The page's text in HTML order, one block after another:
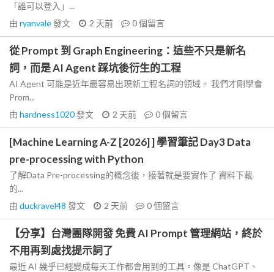
「誰可以登入」...
由 ryanvale發文 2 天前 0個留言
從 Prompt 到 Graph Engineering：這些不只是新名
詞，而是 AI Agent 踩坑後衍生的工程
AI Agent 可能是近年最容易出現新工程名詞的領域。 我們才剛學會
Prom...
由 hardness1020發文 2 天前 0個留言
[Machine Learning A-Z [2026] ] 學習筆記 Day3 Data
pre-processing with Python
了解Data Pre-processing的概念後，接著就是要實作了 資料下載
的...
由 duckravel48 發文 2 天前 0個留言
【分享】台灣團隊開發 免費 AI Prompt 管理網站，終於
不用再到處找提示詞了
最近 AI 幾乎已經變成每天工作都會用到的工具。像是 ChatGPT、